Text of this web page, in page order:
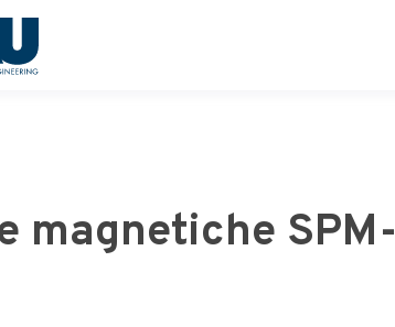
magnetiche SPM-